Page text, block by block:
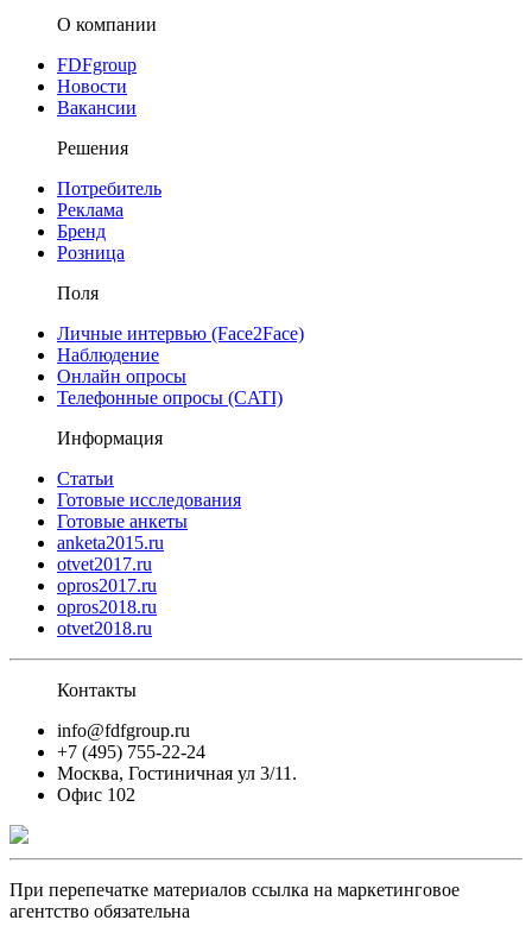
О компании
FDFgroup
Новости
Вакансии
Решения
Потребитель
Реклама
Бренд
Розница
Поля
Личные интервью (Face2Face)
Наблюдение
Онлайн опросы
Телефонные опросы (CATI)
Информация
Статьи
Готовые исследования
Готовые анкеты
anketa2015.ru
otvet2017.ru
opros2017.ru
opros2018.ru
otvet2018.ru
Контакты
info@fdfgroup.ru
+7 (495) 755-22-24
Москва, Гостиничная ул 3/11.
Офис 102
При перепечатке материалов ссылка на маркетинговое
агентство обязательна